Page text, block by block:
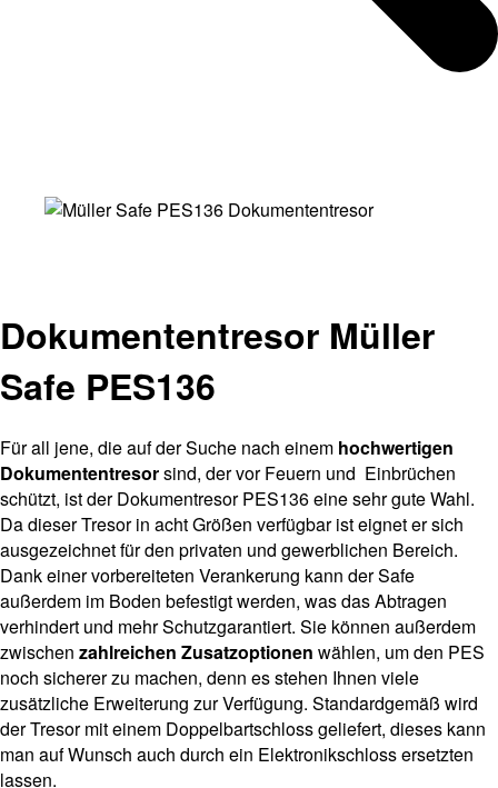
Dokumententresor Müller
Safe PES136
Für all jene, die auf der Suche nach einem hochwertigen
Dokumententresorsind, der vor Feuern und Einbrüchen
schützt, ist der Dokumentresor PES136 eine sehr gute Wahl.
Da dieser Tresor in acht Größen verfügbar ist eignet er sich
ausgezeichnet für den privaten und gewerblichen Bereich.
Dank einer vorbereiteten Verankerung kann der Safe
außerdem im Boden befestigt werden, was das Abtragen
verhindert und mehr Schutzgarantiert. Sie können außerdem
zwischen zahlreichen Zusatzoptionen wählen, um den PES
noch sicherer zu machen, denn es stehen Ihnen viele
zusätzliche Erweiterung zur Verfügung. Standardgemäß wird
der Tresor mit einem Doppelbartschloss geliefert, dieses kann
man auf Wunsch auch durch ein Elektronikschloss ersetzten
lassen.